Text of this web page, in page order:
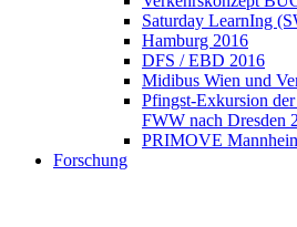
Saturday LearnIng
Hamburg 2016
DFS / EBD 2016
Midibus Wien und
Pfingst-Exkursion
FWW nach Dresden
PRIMOVE
Forschung